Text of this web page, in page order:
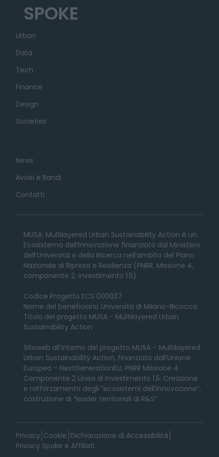
SPOKE
Urban
Data
Tech
Finance
Design
Societies
News
Avvisi e Bandi
Contatti
MUSA: Multilayered Urban Sustainability Action è un
Ecosistema dell’Innovazione finanziato dal Ministero
dell’Università e della Ricerca nell’ambito del Piano
Nazionale di Ripresa e Resilienza (PNRR, Missione 4,
componente 2, investimento 1.5).
Codice Progetto ECS 000037
Nome del beneficiario Università di Milano-Bicocca
Titolo del progetto MUSA - Multilayered Urban
Sustainability Action
Sitoweb all’interno del progetto MUSA – Multilayered
Urban Sustainability Action, finanziato dall’Unione
Europea – NextGenerationEU, PNRR Missione 4
Componente 2 Linea di Investimento 1.5: Creazione
e rafforzamento degli “ecosistemi dell’innovazione”,
costruzione di “leader territoriali di R&S”
Privacy Cookie Dichiarazione di Accessibilità
Privacy Spoke e Affiliati